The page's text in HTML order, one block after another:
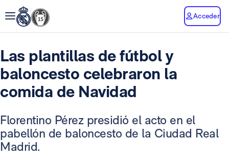
Acceder
Las plantillas de fútbol y
baloncesto celebraron la
comida de Navidad
Florentino Pérez presidió el acto en el
pabellón de baloncesto de la Ciudad Real
Madrid.